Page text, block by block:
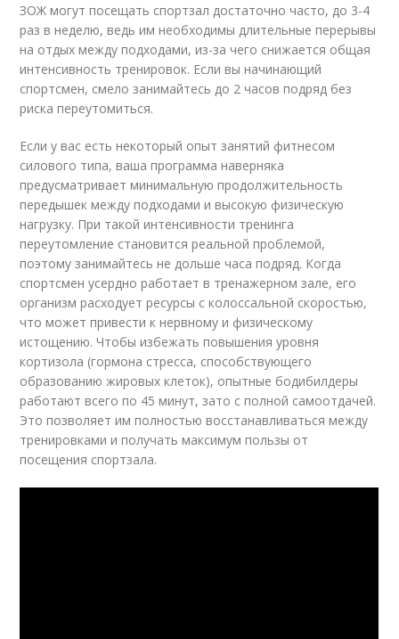
ЗОЖ могут посещать спортзал достаточно часто, до 3-4
раз в неделю, ведь им необходимы длительные перерывы
на отдых между подходами, из-за чего снижается общая
интенсивность тренировок. Если вы начинающий
спортсмен, смело занимайтесь до 2 часов подряд без
риска переутомиться.
Если у вас есть некоторый опыт занятий фитнесом
силового типа, ваша программа наверняка
предусматривает минимальную продолжительность
передышек между подходами и высокую физическую
нагрузку. При такой интенсивности тренинга
переутомление становится реальной проблемой,
поэтому занимайтесь не дольше часа подряд. Когда
спортсмен усердно работает в тренажерном зале, его
организм расходует ресурсы с колоссальной скоростью,
что может привести к нервному и физическому
истощению. Чтобы избежать повышения уровня
кортизола (гормона стресса, способствующего
образованию жировых клеток), опытные бодибилдеры
работают всего по 45 минут, зато с полной самоотдачей.
Это позволяет им полностью восстанавливаться между
тренировками и получать максимум пользы от
посещения спортзала.